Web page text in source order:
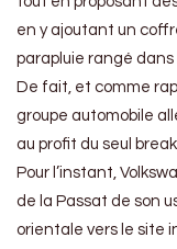
en y ajoutant un
parapluie rangé dans
De fait, et comme
groupe automobile
au profit du seul break
Pour l’instant,
de la Passat de son
orientale vers le site